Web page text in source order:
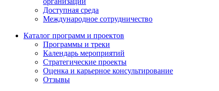
Доступная среда
Международное сотрудничество
Каталог программ и проектов
Программы и треки
Календарь мероприятий
Стратегические проекты
Оценка и карьерное консультирование
Отзывы